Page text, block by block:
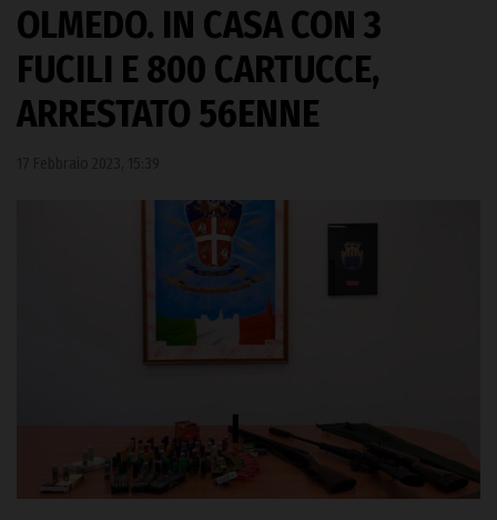
OLMEDO. IN CASA CON 3
FUCILI E 800 CARTUCCE,
ARRESTATO 56ENNE